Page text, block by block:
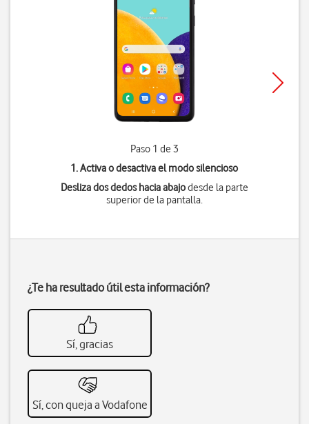
Paso 1 de 3
1. Activa o desactiva el modo silencioso
Desliza dos dedos hacia abajodesde la parte
superior de la pantalla.
¿Te ha resultado útil esta información?
Sí, gracias
Sí, con queja a Vodafone